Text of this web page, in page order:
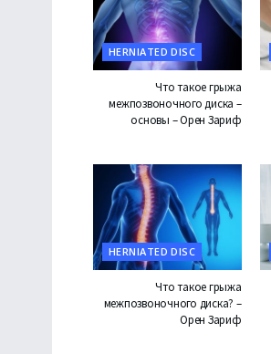
HERNIATED DISC
Что такое грыжа
межпозвоночного диска –
основы – Орен Зариф
HERNIATED DISC
Что такое грыжа
межпозвоночного диска? –
Орен Зариф